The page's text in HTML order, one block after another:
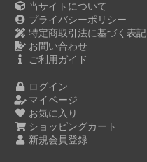
当サイトについて
プライバシーポリシー
特定商取引法に基づく表記
お問い合わせ
ご利用ガイド
ログイン
マイページ
お気に入り
ショッピングカート
新規会員登録